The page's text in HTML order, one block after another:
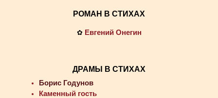
РОМАН В СТИХАХ
✿ Евгений Онегин
ДРАМЫ В СТИХАХ
Борис Годунов
Каменный гость